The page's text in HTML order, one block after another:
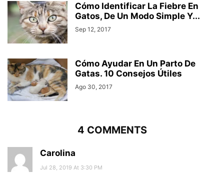
Cómo Identificar La Fiebre En
Gatos, De Un Modo Simple Y...
Sep 12, 2017
Cómo Ayudar En Un Parto De
Gatas. 10 Consejos Útiles
Ago 30, 2017
4 COMMENTS
Carolina
Jul 28, 2019 At 3:30 PM